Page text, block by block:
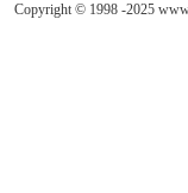
Copyright © 1998 -2025